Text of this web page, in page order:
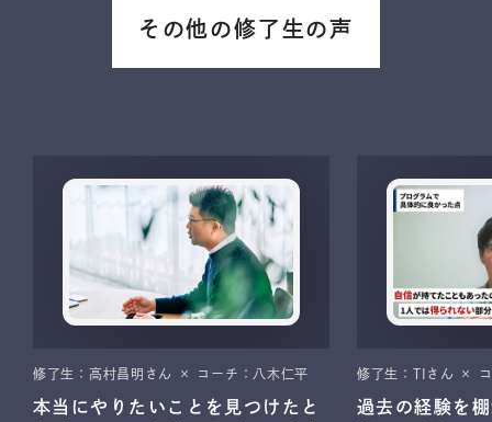
その他の修了生の声
修了生：高村昌明さん × コーチ：八木仁平
本当にやりたいことを見つけたと
修了生：TIさん ×
過去の経験を